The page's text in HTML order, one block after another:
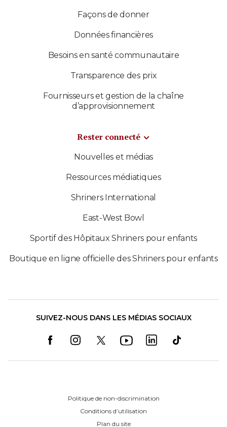
Façons de donner
Données financières
Besoins en santé communautaire
Transparence des prix
Fournisseurs et gestion de la chaîne
d’approvisionnement
Rester connecté
Nouvelles et médias
Ressources médiatiques
Shriners International
East-West Bowl
Sportif des Hôpitaux Shriners pour enfants
Boutique en ligne officielle des Shriners pour enfants
SUIVEZ-NOUS DANS LES MÉDIAS SOCIAUX
Politique de non-discrimination
Conditions d’utilisation
Plan du site